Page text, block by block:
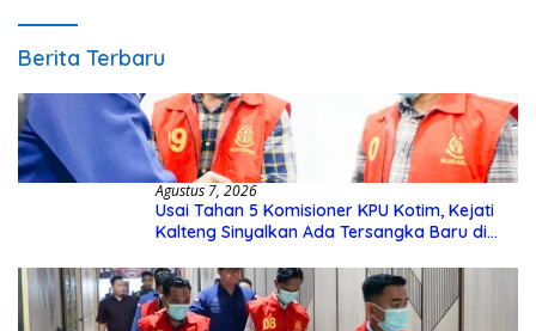
Berita Terbaru
Agustus 7, 2026
Usai Tahan 5 Komisioner KPU Kotim, Kejati
Kalteng Sinyalkan Ada Tersangka Baru di